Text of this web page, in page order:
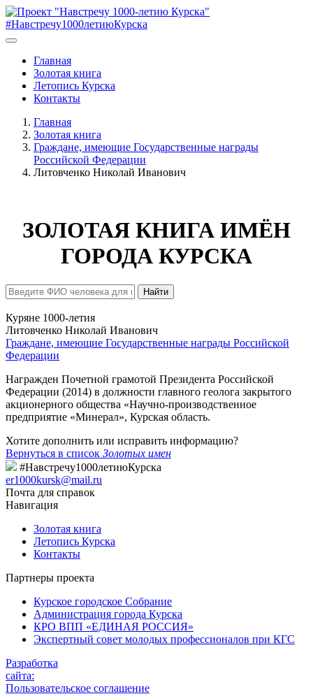
#Навстречу1000летиюКурска
Главная
Золотая книга
Летопись Курска
Контакты
Главная
Золотая книга
Граждане, имеющие Государственные награды
Российской Федерации
Литовченко Николай Иванович
ЗОЛОТАЯ КНИГА ИМЁН
ГОРОДА КУРСКА
Найти
Куряне 1000-летия
Литовченко Николай Иванович
Граждане, имеющие Государственные награды Российской
Федерации
Награжден Почетной грамотой Президента Российской
Федерации (2014) в должности главного геолога закрытого
акционерного общества «Научно-производственное
предприятие «Минерал», Курская область.
Хотите дополнить или исправить информацию?
Вернуться в список Золотых имен
#Навстречу1000летиюКурска
er1000kursk@mail.ru
Почта для справок
Навигация
Золотая книга
Летопись Курска
Контакты
Партнеры проекта
Курское городское Собрание
Администрация города Курска
КРО ВПП «ЕДИНАЯ РОССИЯ»
Экспертный совет молодых профессионалов при КГС
Разработка
сайта:
Пользовательское соглашение